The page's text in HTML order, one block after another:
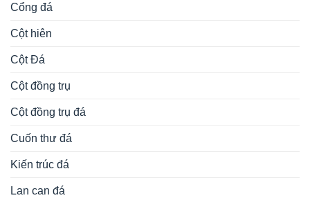
Cổng đá
Cột hiên
Cột Đá
Cột đồng trụ
Cột đồng trụ đá
Cuốn thư đá
Kiến trúc đá
Lan can đá